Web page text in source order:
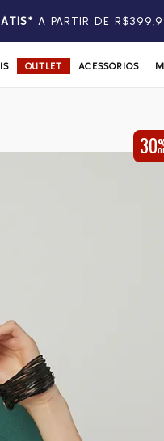
A PARTIR DE
OUTLET ACESSÓRIOS
30